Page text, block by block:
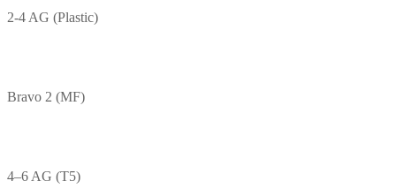
2-4 AG (Plastic)
Bravo 2 (MF)
4–6 AG (T5)